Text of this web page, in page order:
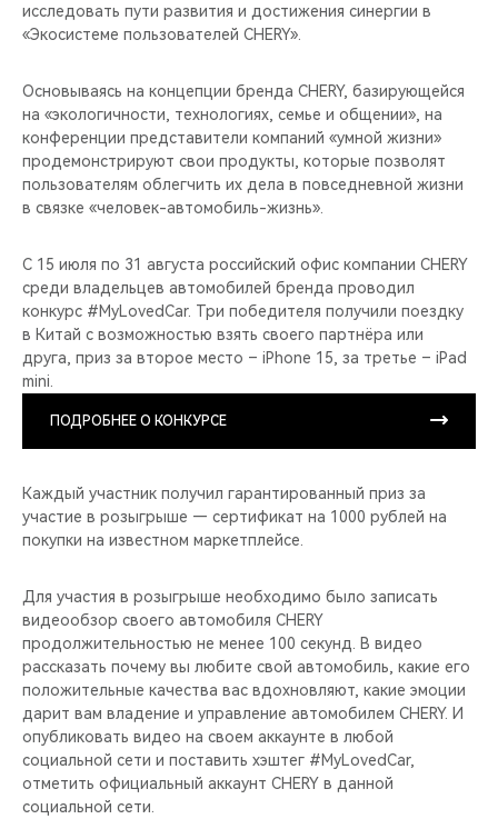
исследовать пути развития и достижения синергии в
«Экосистеме пользователей CHERY».
Основываясь на концепции бренда CHERY, базирующейся
на «экологичности, технологиях, семье и общении», на
конференции представители компаний «умной жизни»
продемонстрируют свои продукты, которые позволят
пользователям облегчить их дела в повседневной жизни
в связке «человек-автомобиль-жизнь».
С 15 июля по 31 августа российский офис компании CHERY
среди владельцев автомобилей бренда проводил
конкурс #MyLovedCar. Три победителя получили поездку
в Китай с возможностью взять своего партнёра или
друга, приз за второе место – iPhone 15, за третье – iPad
mini.
ПОДРОБНЕЕ О КОНКУРСЕ
Каждый участник получил гарантированный приз за
участие в розыгрыше — сертификат на 1000 рублей на
покупки на известном маркетплейсе.
Для участия в розыгрыше необходимо было записать
видеообзор своего автомобиля CHERY
продолжительностью не менее 100 секунд. В видео
рассказать почему вы любите свой автомобиль, какие его
положительные качества вас вдохновляют, какие эмоции
дарит вам владение и управление автомобилем CHERY. И
опубликовать видео на своем аккаунте в любой
социальной сети и поставить хэштег #MyLovedCar,
отметить официальный аккаунт CHERY в данной
социальной сети.